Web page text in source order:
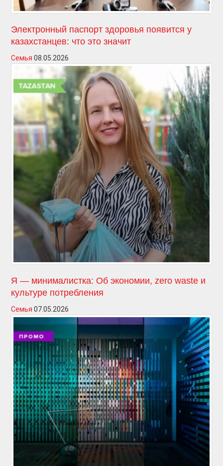
Электронный паспорт здоровья появится у
казахстанцев: что это значит
Семья 08.05.2026
Я — минималистка: Об экономии, zero waste и
культуре потребления
Семья 07.05.2026